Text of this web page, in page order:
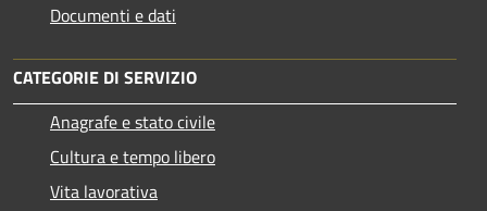
Documenti e dati
CATEGORIE DI SERVIZIO
Anagrafe e stato civile
Cultura e tempo libero
Vita lavorativa